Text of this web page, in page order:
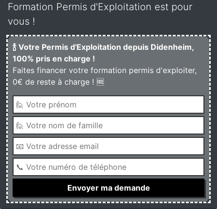
Formation Permis d'Exploitation est pour
vous !
🍾 Votre Permis d'Exploitation depuis Didenheim,
100% pris en charge !
Faites financer votre formation permis d'exploiter,
0€ de reste à charge ! 🆓